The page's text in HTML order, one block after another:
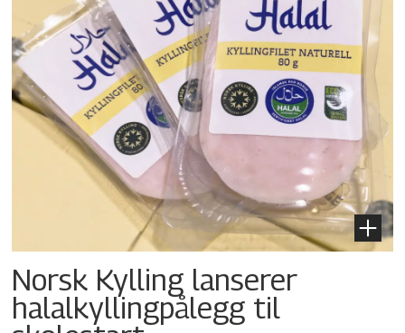
Norsk Kylling lanserer
halalkylling­pålegg til